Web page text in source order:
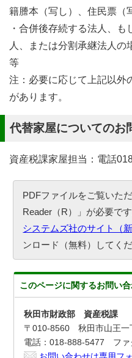
籍謄本（写し）、住民票（
・合併後存続する法人、
人、または分割承継法人の
等
注：必要に応じて上記以外
があります。
代替家屋についてのお
資産税課家屋担当：電話
PDFファイルをご覧いた
Reader（R）」が必要で
システムズ社のサイト（
ンロード（無料）してくだ
このページに関するお問い
秋田市財政部 資産税課
〒010-8560 秋田市山王
電話：018-888-5477 ファ